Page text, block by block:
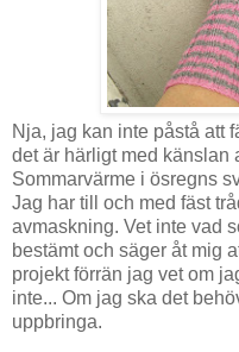
Nja, jag kan inte påstå att
det är härligt med känslan
Sommarvärme i ösregns
Jag har till och med fäst
avmaskning. Vet inte vad
bestämt och säger åt mig
projekt förrän jag vet om
inte... Om jag ska det
uppbringa.